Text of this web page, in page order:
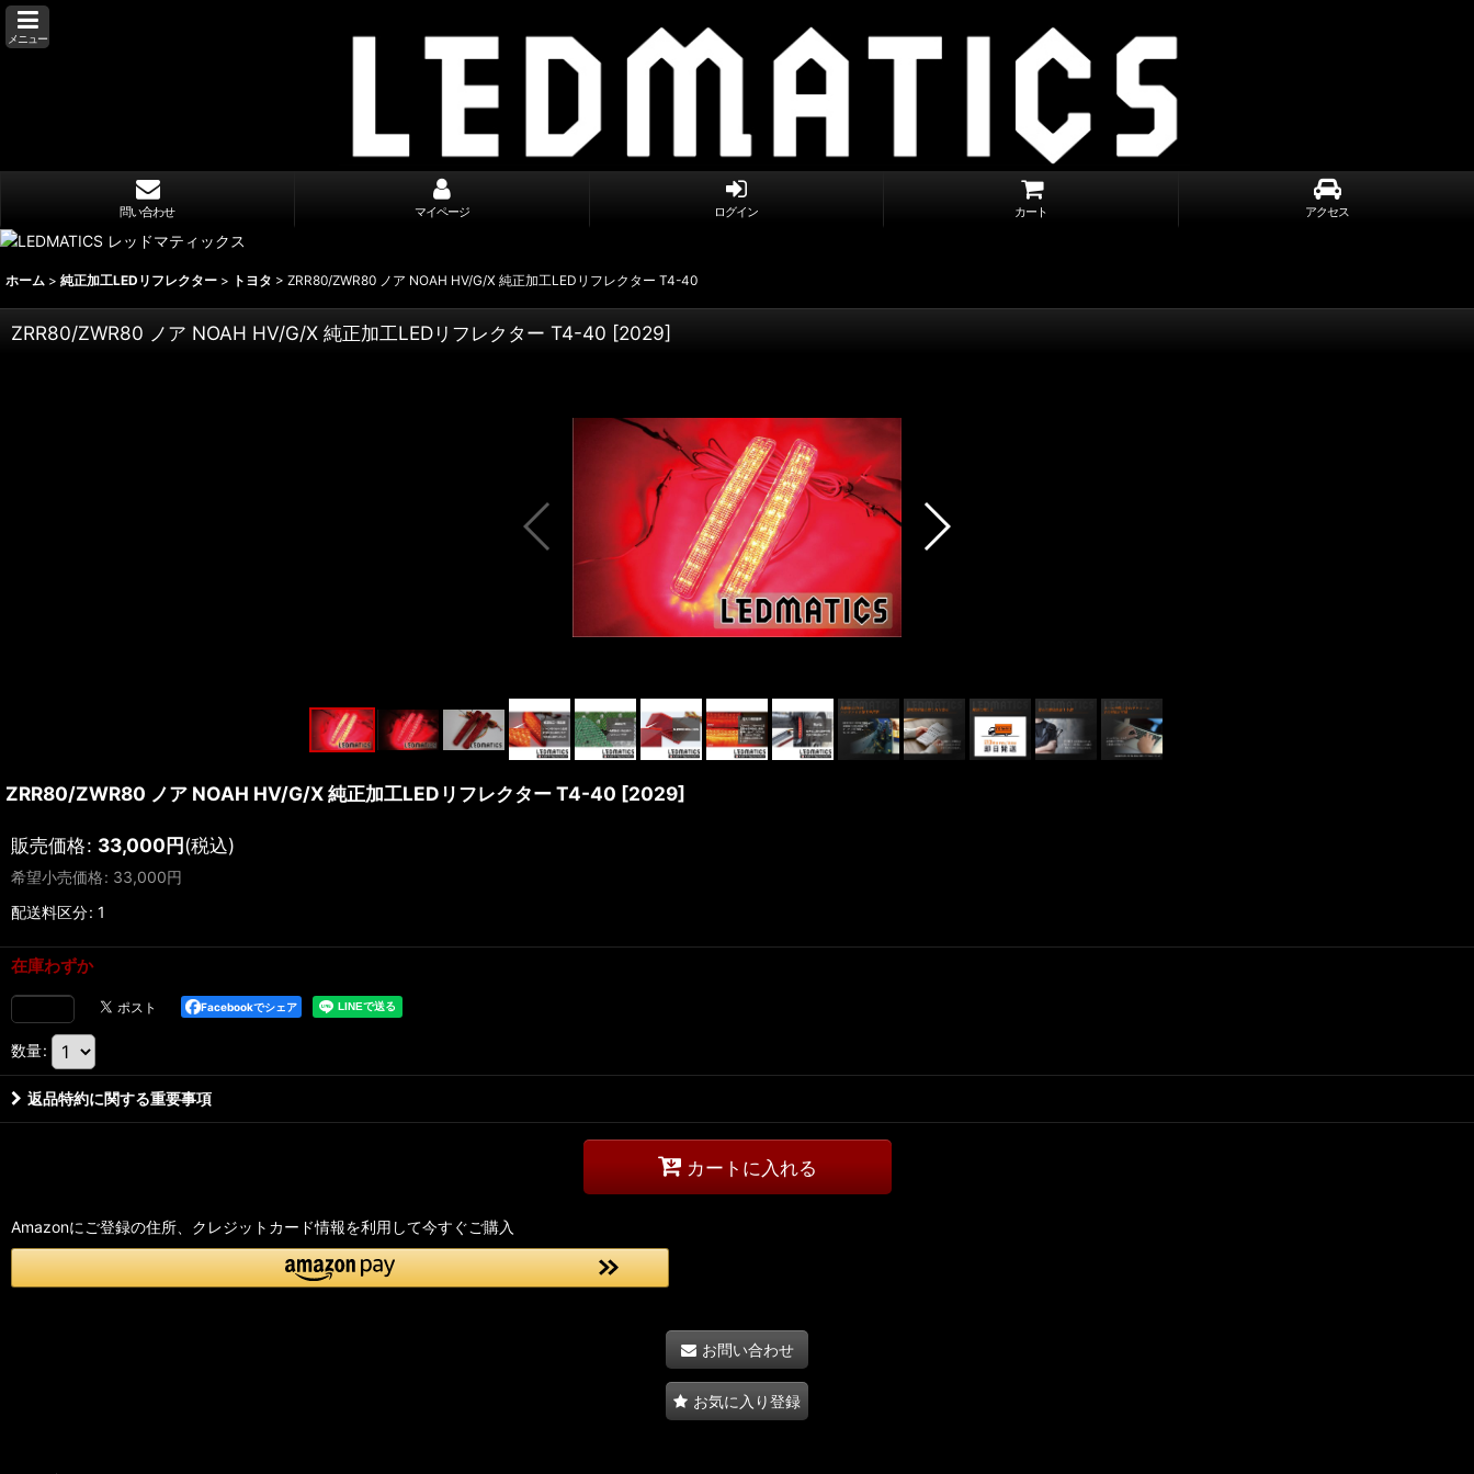
メニュー
問い合わせ マイページ ログイン カート アクセス
ホーム > 純正加工LEDリフレクター > トヨタ > ZRR80/ZWR80 ノア NOAH HV/G/X 純正加工LEDリフレクター T4-40
ZRR80/ZWR80 ノア NOAH HV/G/X 純正加工LEDリフレクター T4-40 [2029]
ZRR80/ZWR80 ノア NOAH HV/G/X 純正加工LEDリフレクター T4-40 [2029]
販売価格: 33,000円(税込)
希望小売価格: 33,000円
配送料区分: 1
在庫わずか
Facebookでシェア
数量:
返品特約に関する重要事項
カートに入れる
Amazonにご登録の住所、クレジットカード情報を利用して今すぐご購入
お問い合わせ
お気に入り登録